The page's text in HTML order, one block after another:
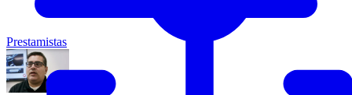
Prestamistas